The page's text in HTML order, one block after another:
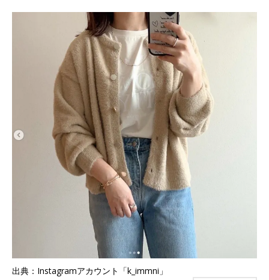
出典：Instagramアカウント「k_immni」